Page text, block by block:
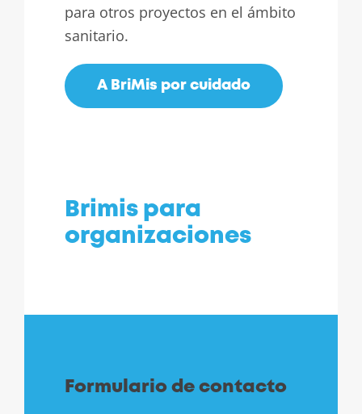
para otros proyectos en el ámbito
sanitario.
A BriMis por cuidado
Brimis para
organizaciones
Formulario de contacto